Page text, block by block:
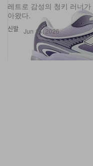
신발
레트로 감성의 청키 러너
아왔다.
Jun 14, 2026